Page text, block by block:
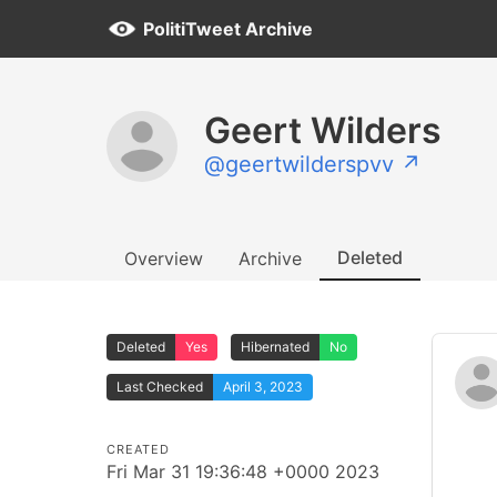
PolitiTweet Archive
Geert Wilders
@geertwilderspvv ↗
Overview Archive Deleted
Deleted Yes Hibernated No
Last Checked April 3, 2023
CREATED
Fri Mar 31 19:36:48 +0000 2023